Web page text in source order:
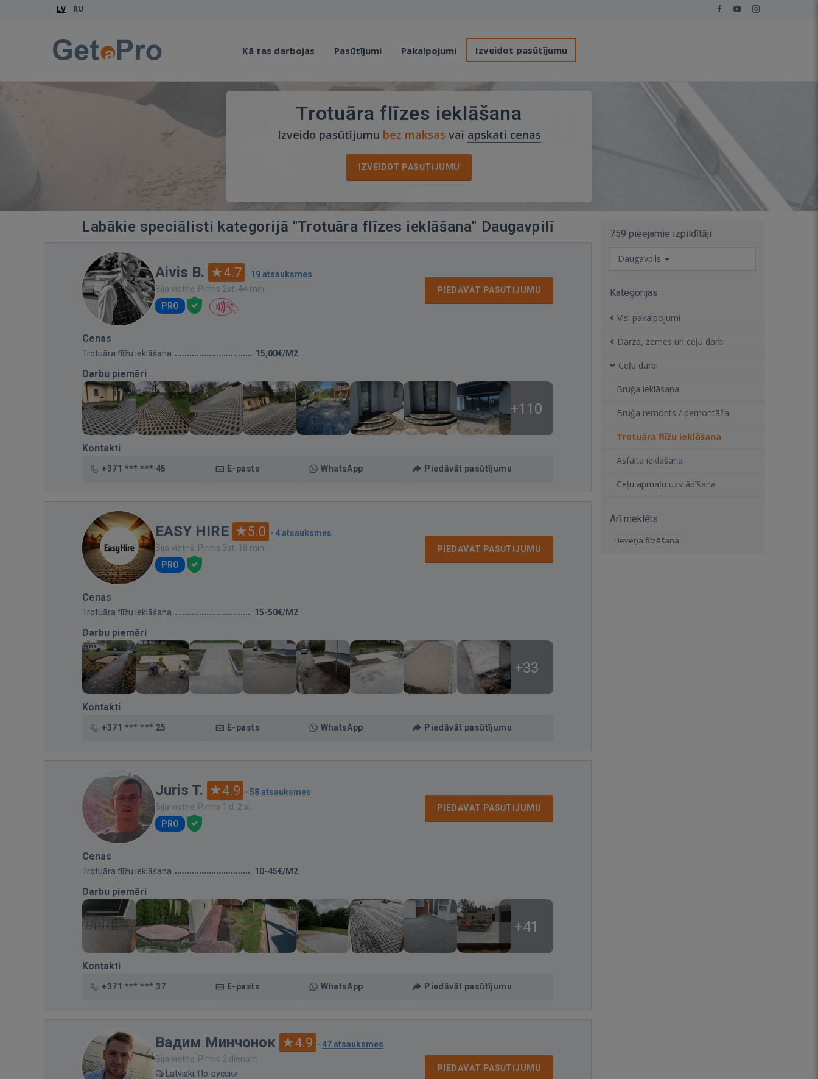
LV RU
Kā tas darbojas Pasūtījumi Pakalpojumi Izveidot pasūtījumu
Trotuāra flīzes ieklāšana
Izveido pasūtījumu bez maksas vai apskati cenas
IZVEIDOT PASŪTĪJUMU
Labākie speciālisti kategorijā "Trotuāra flīzes ieklāšana" Daugavpilī
Aivis B. 4.7 · 19 atsauksmes
Bija vietnē: Pirms 2st. 44 min.
PRO
PIEDĀVĀT PASŪTĪJUMU
Cenas
Trotuāra flīžu ieklāšana 15,00€/M2
Darbu piemēri
+110
Kontakti
+371 *** *** 45 E-pasts WhatsApp Piedāvāt pasūtījumu
EASY HIRE 5.0 · 4 atsauksmes
Bija vietnē: Pirms 3st. 18 min.
PRO
PIEDĀVĀT PASŪTĪJUMU
Cenas
Trotuāra flīžu ieklāšana 15-50€/M2
Darbu piemēri
+33
Kontakti
+371 *** *** 25 E-pasts WhatsApp Piedāvāt pasūtījumu
Juris T. 4.9 · 58 atsauksmes
Bija vietnē: Pirms 1 d. 2 st.
PRO
PIEDĀVĀT PASŪTĪJUMU
Cenas
Trotuāra flīžu ieklāšana 10-45€/M2
Darbu piemēri
+41
Kontakti
+371 *** *** 37 E-pasts WhatsApp Piedāvāt pasūtījumu
Вадим Минчонок 4.9 · 47 atsauksmes
Bija vietnē: Pirms 2 dienām
Latviski, По-русски
PIEDĀVĀT PASŪTĪJUMU
759 pieejamie izpildītāji
Daugavpils
Kategorijas
Visi pakalpojumi
Dārza, zemes un ceļu darbi
Ceļu darbi
Bruģa ieklāšana
Bruģa remonts / demontāža
Trotuāra flīžu ieklāšana
Asfalta ieklāšana
Ceļu apmaļu uzstādīšana
Arī meklēts
Lieveņa flīzēšana